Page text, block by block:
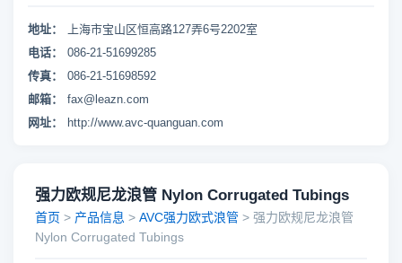
地址：
上海市宝山区恒高路127弄6号2202室
电话：
086-21-51699285
传真：
086-21-51698592
邮箱：
fax@leazn.com
网址：
http://www.avc-quanguan.com
强力欧规尼龙浪管 Nylon Corrugated Tubings
首页 > 产品信息 > AVC强力欧式浪管 > 强力欧规尼龙浪管
Nylon Corrugated Tubings